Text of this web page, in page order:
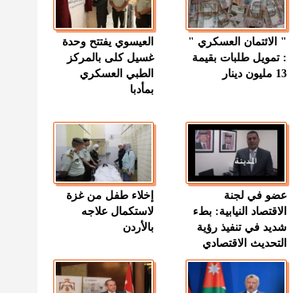
" الائتمان العسكري "
: تمويل طلبات بقيمة
13 مليون دينار
العيسوي يفتتح وحدة
غسيل كلى بالمركز
الطبي العسكري
بمأدبا
عضو في لجنة
الاقتصاد النيابية: بطء
شديد في تنفيذ رؤية
التحديث الاقتصادي
إخلاء طفل من غزة
لاستكمال علاجه
بالأردن